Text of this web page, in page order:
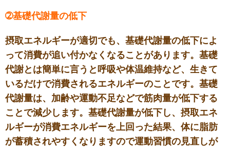
➁基礎代謝量の低下
摂取エネルギーが適切でも、基礎代謝量の低下によ
って消費が追い付かなくなることがあります。基礎
代謝とは簡単に言うと呼吸や体温維持など、生きて
いるだけで消費されるエネルギーのことです。基礎
代謝量は、加齢や運動不足などで筋肉量が低下する
ことで減少します。基礎代謝量が低下し、摂取エネ
ルギーが消費エネルギーを上回った結果、体に脂肪
が蓄積されやすくなりますので運動習慣の見直しが